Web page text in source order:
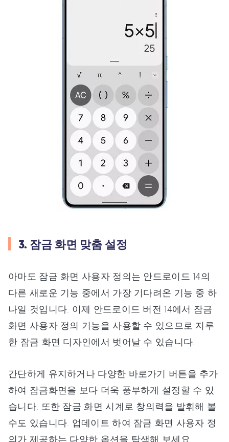
3. 잠금 화면 맞춤 설정
아마도 잠금 화면 사용자 정의는 안드로이드 14의
다른 새로운 기능 중에서 가장 기다려온 기능 중 하
나일 것입니다. 이제 안드로이드 버전 14에서 잠금
화면 사용자 정의 기능을 사용할 수 있으므로 지루
한 잠금 화면 디자인에서 벗어날 수 있습니다.
간단하게 유지하거나 다양한 바로가기 버튼을 추가
하여 잠금화면을 보다 더욱 풍부하게 설정할 수 있
습니다. 또한 잠금 화면 시계로 창의력을 발휘해 볼
수도 있습니다. 업데이트 하여 잠금 화면 사용자 정
의가 제공하는 다양한 옵션을 탐색해 보세요.